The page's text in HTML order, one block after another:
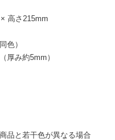
高さ215mm
色）
厚み約5mm）
品と若干色が異なる場合